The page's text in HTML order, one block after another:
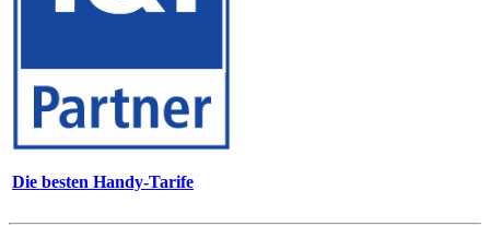
Die besten Handy-Tarife